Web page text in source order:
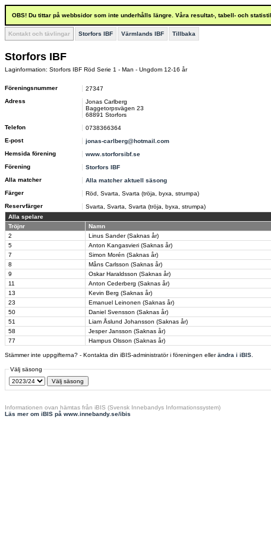
OBS! Du tittar på webbsidor som inte underhålls längre. Våra resultat-, tabell- och
Kontakt och tävlingar Storfors IBF Värmlands IBF Tillbaka
Storfors IBF
Laginformation: Storfors IBF Röd Serie 1 - Man - Ungdom 12-16 år
Föreningsnummer
27347
Adress
Jonas Carlberg
Baggetorpsvägen 23
68891 Storfors
Telefon
0738366364
E-post
jonas-carlberg@hotmail.com
Hemsida förening
www.storforsibf.se
Förening
Storfors IBF
Alla matcher
Alla matcher aktuell säsong
Färger
Röd, Svarta, Svarta (tröja, byxa, strumpa)
Reservfärger
Svarta, Svarta, Svarta (tröja, byxa, strumpa)
Alla spelare
Tröjnr
Namn
2
Linus Sander (Saknas år)
5
Anton Kangasvieri (Saknas år)
7
Simon Morén (Saknas år)
8
Måns Carlsson (Saknas år)
9
Oskar Haraldsson (Saknas år)
11
Anton Cederberg (Saknas år)
13
Kevin Berg (Saknas år)
23
Emanuel Leinonen (Saknas år)
50
Daniel Svensson (Saknas år)
51
Liam Åslund Johansson (Saknas år)
58
Jesper Jansson (Saknas år)
77
Hampus Olsson (Saknas år)
Stämmer inte uppgifterna? - Kontakta din iBIS-administratör i föreningen ellerändra i iBIS
Välj säsong
Informationen ovan hämtas från iBIS (Svensk Innebandys Informationssystem)
Läs mer om iBIS på www.innebandy.se/ibis